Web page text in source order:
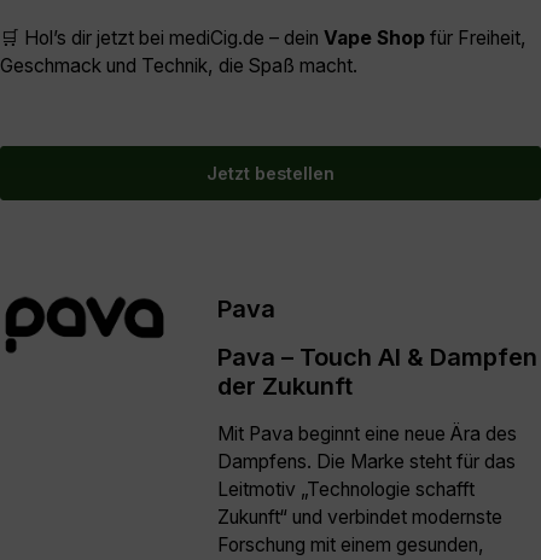
🛒 Hol’s dir jetzt bei mediCig.de – dein Vape Shop für Freiheit,
Geschmack und Technik, die Spaß macht.
Jetzt bestellen
Pava
Pava – Touch AI & Dampfen
der Zukunft
Mit Pava beginnt eine neue Ära des
Dampfens. Die Marke steht für das
Leitmotiv „Technologie schafft
Zukunft“ und verbindet modernste
Forschung mit einem gesunden,